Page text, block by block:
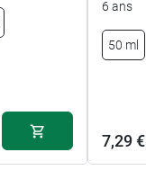
6 ans
50 ml
7,29 €